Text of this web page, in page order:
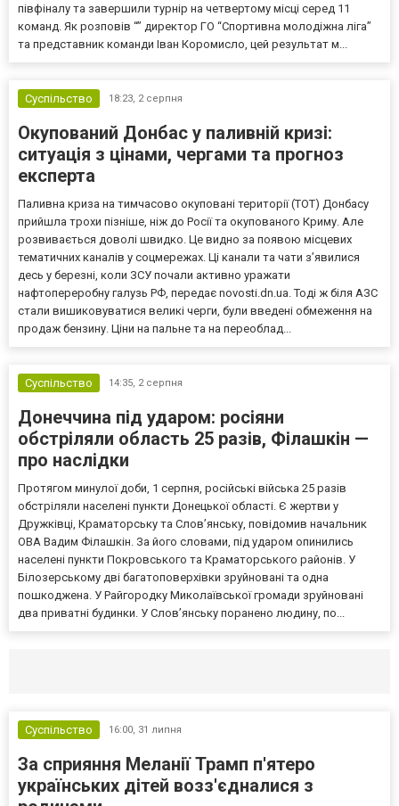
півфіналу та завершили турнір на четвертому місці серед 11
команд. Як розповів “” директор ГО “Спортивна молодіжна ліга”
та представник команди Іван Коромисло, цей результат м...
Суспільство 18:23, 2 серпня
Окупований Донбас у паливній кризі:
ситуація з цінами, чергами та прогноз
експерта
Паливна криза на тимчасово окуповані території (ТОТ) Донбасу
прийшла трохи пізніше, ніж до Росії та окупованого Криму. Але
розвивається доволі швидко. Це видно за появою місцевих
тематичних каналів у соцмережах. Ці канали та чати з’явилися
десь у березні, коли ЗСУ почали активно уражати
нафтопереробну галузь РФ, передає novosti.dn.ua. Тоді ж біля АЗС
стали вишиковуватися великі черги, були введені обмеження на
продаж бензину. Ціни на пальне та на переоблад...
Суспільство 14:35, 2 серпня
Донеччина під ударом: росіяни
обстріляли область 25 разів, Філашкін —
про наслідки
Протягом минулої доби, 1 серпня, російські війська 25 разів
обстріляли населені пункти Донецької області. Є жертви у
Дружківці, Краматорську та Слов’янську, повідомив начальник
ОВА Вадим Філашкін. За його словами, під ударом опинились
населені пункти Покровського та Краматорського районів. У
Білозерському дві багатоповерхівки зруйновані та одна
пошкоджена. У Райгородку Миколаївської громади зруйновані
два приватні будинки. У Слов’янську поранено людину, по...
Суспільство 16:00, 31 липня
За сприяння Меланії Трамп п'ятеро
українських дітей возз'єдналися з